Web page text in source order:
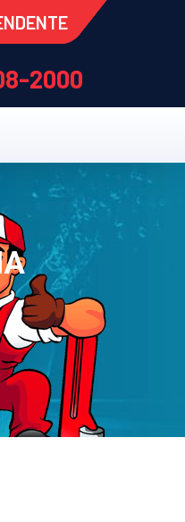
2000